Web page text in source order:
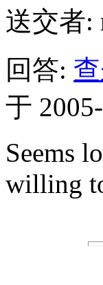
送交者:
回答:
于
Seems
willing